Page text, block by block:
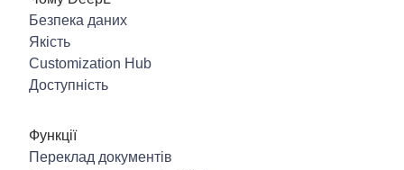
Безпека даних
Якість
Customization Hub
Доступність
Функції
Переклад документів